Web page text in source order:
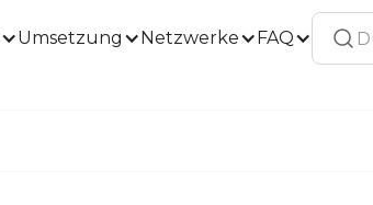
Umsetzung Netzwerke FAQ